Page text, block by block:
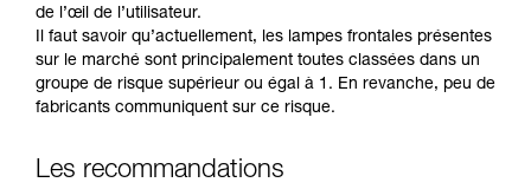
de l’œil de l’utilisateur.
Il faut savoir qu’actuellement, les lampes frontales présentes
sur le marché sont principalement toutes classées dans un
groupe de risque supérieur ou égal à 1. En revanche, peu de
fabricants communiquent sur ce risque.
Les recommandations